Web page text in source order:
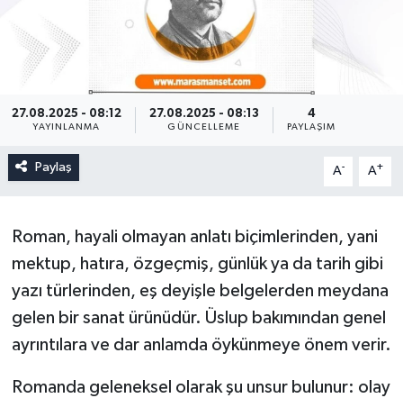
27.08.2025 - 08:12
YAYINLANMA
27.08.2025 - 08:13
GÜNCELLEME
4
PAYLAŞIM
Paylaş A- A+
Roman, hayali olmayan anlatı biçimlerinden, yani
mektup, hatıra, özgeçmiş, günlük ya da tarih gibi
yazı türlerinden, eş deyişle belgelerden meydana
gelen bir sanat ürünüdür. Üslup bakımından genel
ayrıntılara ve dar anlamda öykünmeye önem verir.
Romanda geleneksel olarak şu unsur bulunur: olay